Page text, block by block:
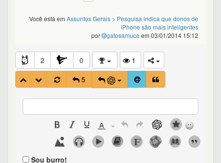
Você está em Assuntos Gerais > Pesquisa indica que donos de
iPhone são mais inteligentes
por
gatosamucaem 03/01/2014 15:12
2 0
1
5
Sou burro!